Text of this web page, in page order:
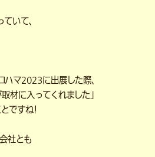
いて、
ハマ2023に出展した際、
に入ってくれました」
ですね！
社とも